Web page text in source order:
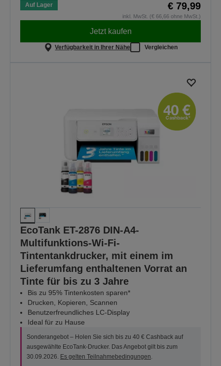
Auf Lager € 79,99
inkl. MwSt. (€ 66,66 ohne MwSt.)
Jetzt kaufen
Verfügbarkeit in Ihrer Nähe Vergleichen
EcoTank ET-2876 DIN-A4-
Multifunktions-Wi-Fi-
Tintentankdrucker, mit einem im
Lieferumfang enthaltenen Vorrat an
Tinte für bis zu 3 Jahre
Bis zu 95% Tintenkosten sparen*
Drucken, Kopieren, Scannen
Benutzerfreundliches LC-Display
Ideal für zu Hause
Sonderangebot – Holen Sie sich bis zu 40 € Cashback auf
ausgewählte EcoTank-Drucker. Das Angebot gilt bis zum
30.09.2026. Es gelten Teilnahmebedingungen.